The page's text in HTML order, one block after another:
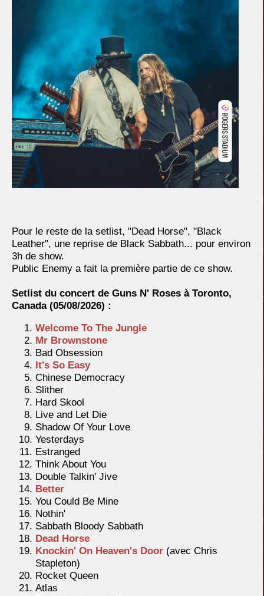
Pour le reste de la setlist, "Dead Horse", "Black
Leather", une reprise de Black Sabbath... pour environ
3h de show.
Public Enemy a fait la première partie de ce show.
Setlist du concert de Guns N' Roses à Toronto,
Canada (05/08/2026) :
Welcome To The Jungle
Mr Brownstone
Bad Obsession
It's So Easy
Chinese Democracy
Slither
Hard Skool
Live and Let Die
Shadow Of Your Love
Yesterdays
Estranged
Think About You
Double Talkin' Jive
Better
You Could Be Mine
Nothin'
Sabbath Bloody Sabbath
Dead Horse
Knockin' On Heaven's Door (avec Chris
Stapleton)
Rocket Queen
Atlas